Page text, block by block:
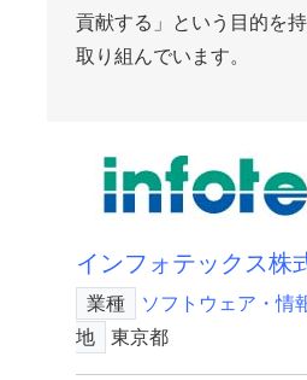
貢献する」という目的を
取り組んでいます。
インフォテックス株
業種 ソフトウェア・情
地
東京都